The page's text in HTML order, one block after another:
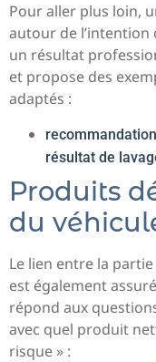
Pour aller plus loin,
autour de
un résultat
et propose des
adaptés :
résultat de
Produits
du
Le lien entre la
est également
répond aux
avec quel produit
risque » :